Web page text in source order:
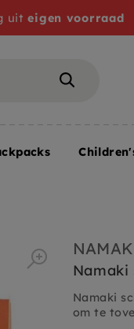
Namaki
om te
uiteigen voorraad